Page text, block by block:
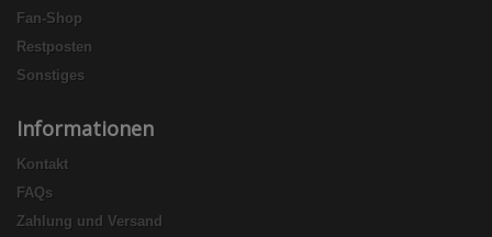
Fan-Shop
Restposten
Sonstiges
Informationen
Kontakt
FAQs
Zahlung und Versand